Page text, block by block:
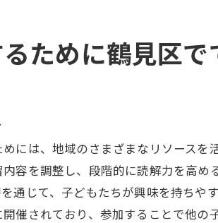
公文式の効果を最大化するための地
実績のある公文式国語教育の取り組
公文式を活用した読解力強化プログ
公文式国語教育の効果的な実践例
ために鶴見区で
には、地域のさまざまなリソース
容を調整し、段階的に読解力を高
通じて、子どもたちが興味を持ちや
催されており、参加することで他